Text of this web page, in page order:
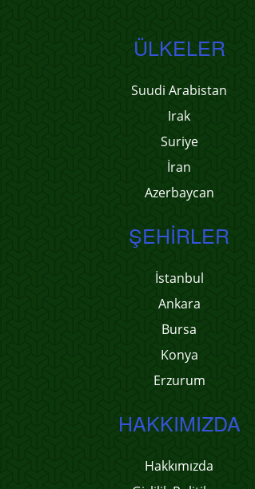
ÜLKELER
Suudi Arabistan
Irak
Suriye
İran
Azerbaycan
ŞEHIRLER
İstanbul
Ankara
Bursa
Konya
Erzurum
HAKKIMIZDA
Hakkımızda